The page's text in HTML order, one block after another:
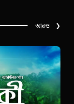
আরও ❯